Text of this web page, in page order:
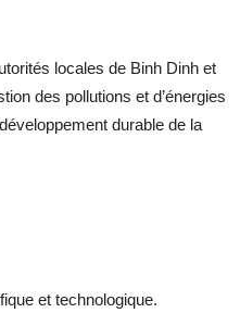
locales de Binh Dinh et
des pollutions et d’énergies
durable de la
et technologique.